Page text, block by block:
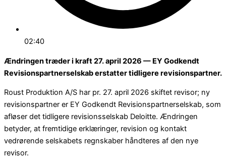
02:40
Ændringen træder i kraft 27. april 2026 — EY Godkendt
Revisionspartnerselskab erstatter tidligere revisionspartner.
Roust Produktion A/S har pr. 27. april 2026 skiftet revisor; ny
revisionspartner er EY Godkendt Revisionspartnerselskab, som
afløser det tidligere revisionsselskab Deloitte. Ændringen
betyder, at fremtidige erklæringer, revision og kontakt
vedrørende selskabets regnskaber håndteres af den nye
revisor.